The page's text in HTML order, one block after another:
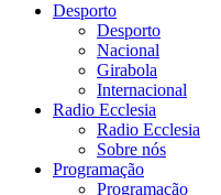
Desporto
Desporto
Nacional
Girabola
Internacional
Radio Ecclesia
Radio Ecclesia
Sobre nós
Programação
Programação